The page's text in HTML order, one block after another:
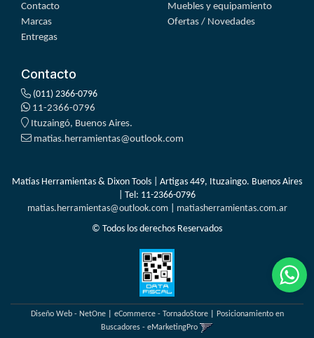
Contacto
Marcas
Entregas
Muebles y equipamiento
Ofertas / Novedades
Contacto
(011) 2366-0796
11-2366-0796
Ituzaingó, Buenos Aires.
matias.herramientas@outlook.com
Matías Herramientas & Dixon Tools | Artigas 449, Ituzaingo. Buenos Aires
| Tel: 11-2366-0796
matias.herramientas@outlook.com| matiasherramientas.com.ar
© Todos los derechos Reservados
Diseño Web - NetOne| eCommerce - TornadoStore| Posicionamiento en
Buscadores - eMarketingPro